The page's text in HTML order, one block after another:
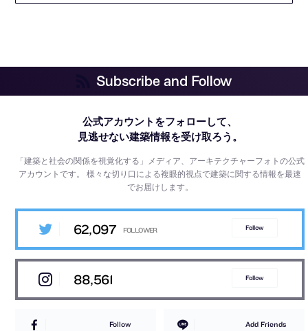
Subscribe and Follow
公式アカウントをフォローして、
見逃せない建築情報を受け取ろう。
「建築と社会の関係を視覚化する」メディア、アーキテクチャーフォトの公式
アカウントです。様々な切り口による複眼的視点で建築に関する情報を最速
でお届けします。
62,097 Follow
88,561 Follow
Follow Add Friends